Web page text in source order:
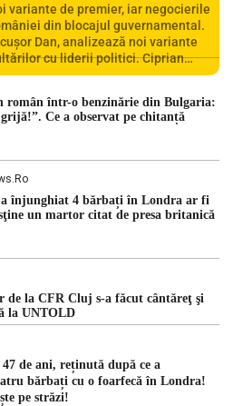
variante de premier, iar negocierile
din blocajul guvernamental.
Dan, analizează noi variante
cu liderii politici. Ciprian
unui guvern tehnocrat și
succesive. Nicușor Dan
România traversează […]
român într-o benzinărie din Bulgaria:
Ce a observat pe chitanță
a înjunghiat 4 bărbați în Londra ar fi
un martor citat de presa britanică
de la CFR Cluj s-a făcut cântăreţ şi
la UNTOLD
47 de ani, reținută după ce a
bărbați cu o foarfecă în Londra!
pe străzi!